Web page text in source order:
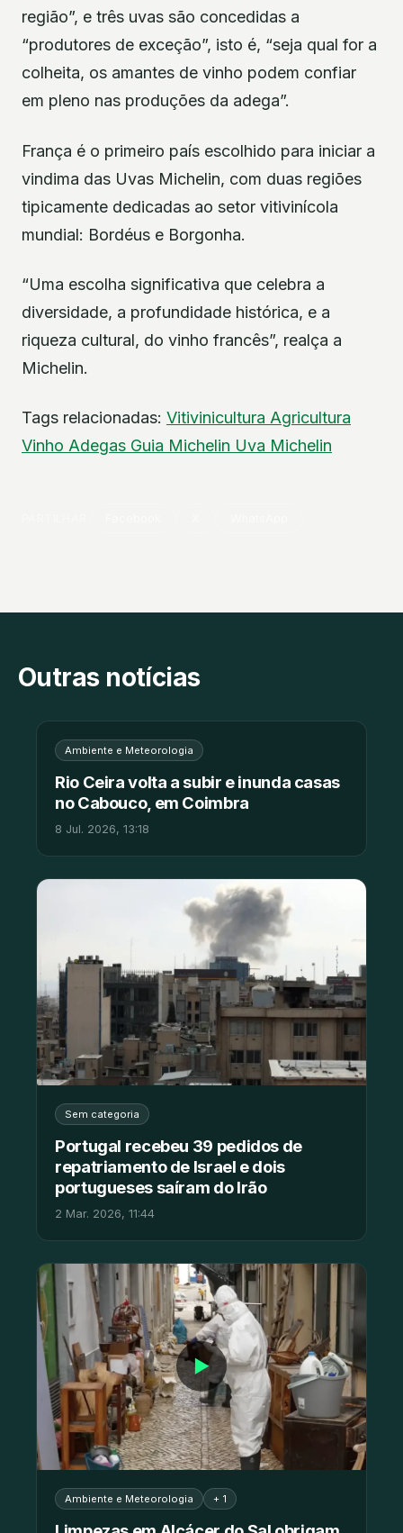
região”, e três uvas são concedidas a
“produtores de exceção”, isto é, “seja qual for a
colheita, os amantes de vinho podem confiar
em pleno nas produções da adega”.
França é o primeiro país escolhido para iniciar a
vindima das Uvas Michelin, com duas regiões
tipicamente dedicadas ao setor vitivinícola
mundial: Bordéus e Borgonha.
“Uma escolha significativa que celebra a
diversidade, a profundidade histórica, e a
riqueza cultural, do vinho francês”, realça a
Michelin.
Tags relacionadas: Vitivinicultura Agricultura
Vinho Adegas Guia Michelin Uva Michelin
Outras notícias
Ambiente e Meteorologia
Rio Ceira volta a subir e inunda casas
no Cabouco, em Coimbra
8 Jul. 2026, 13:18
Sem categoria
Portugal recebeu 39 pedidos de
repatriamento de Israel e dois
portugueses saíram do Irão
2 Mar. 2026, 11:44
▶
Ambiente e Meteorologia + 1